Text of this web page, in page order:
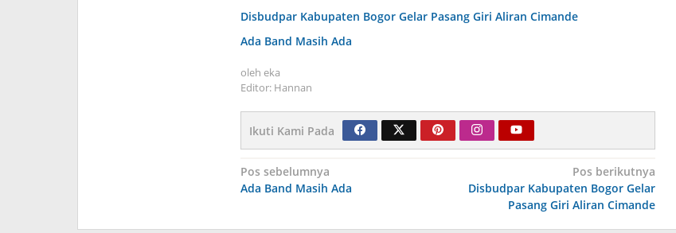
Disbudpar Kabupaten Bogor Gelar Pasang Giri Aliran Cimande
Ada Band Masih Ada
oleh eka
Editor: Hannan
Ikuti Kami Pada
Navigasi
pos
Pos sebelumnya
Ada Band Masih Ada
Pos berikutnya
Disbudpar Kabupaten Bogor Gelar
Pasang Giri Aliran Cimande